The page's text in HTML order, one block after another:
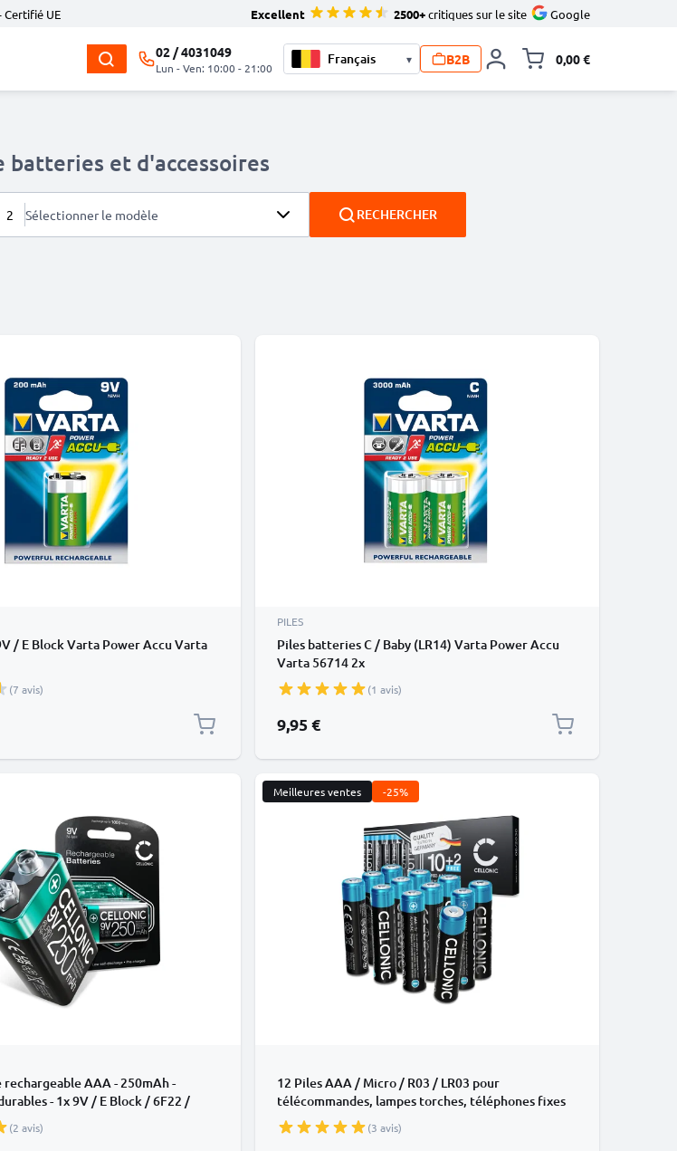
Certifié UE Excellent 2500+critiques sur le site Google
02 / 4031049
Lun - Ven: 10:00 - 21:00
▾ B2B 0,00 €
batteries et d'accessoires
2 Sélectionner le modèle RECHERCHER
/ E Block Varta Power Accu Varta
(7 avis)
PILES
Piles batteries C / Baby (LR14) Varta Power Accu
Varta 56714 2x
(1 avis)
9,95 €
rechargeable AAA - 250mAh -
- 1x 9V / E Block / 6F22 /
Pile NiMH 9V pour détecteurs de
sans fil, jouets ou téléphones
(2 avis)
Meilleures ventes -25%
12 Piles AAA / Micro / R03 / LR03 pour
télécommandes, lampes torches, téléphones fixes
sans fil, capteurs et bien plus – Piles alcalines AAA
1.5V
(3 avis)